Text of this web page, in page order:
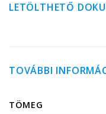
LETÖLTHETŐ
TOVÁBBI
TÖMEG